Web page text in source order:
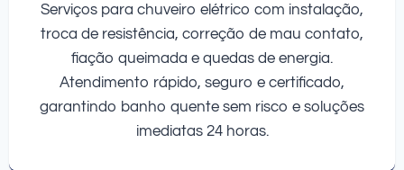
Serviços para chuveiro elétrico com instalação,
troca de resistência, correção de mau contato,
fiação queimada e quedas de energia.
Atendimento rápido, seguro e certificado,
garantindo banho quente sem risco e soluções
imediatas 24 horas.